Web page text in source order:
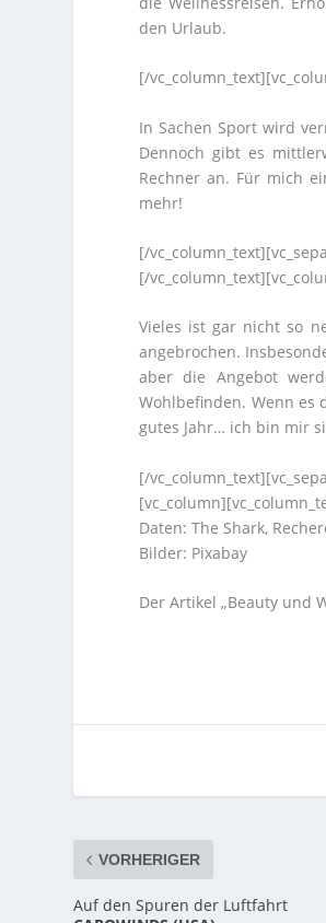
den Urlaub.
[/
In Sachen Sport wird
Dennoch gibt es
Rechner an. Für mich
mehr!
[/
[/
Vieles ist gar nicht so
angebrochen.
aber die Angebot
Wohlbefinden. Wenn es
gutes Jahr… ich bin mir
[/
Daten: The Shark,
Bilder: Pixabay
Der Artikel „Beauty und
VORHERIGER
Auf den Spuren der Luftfahrt